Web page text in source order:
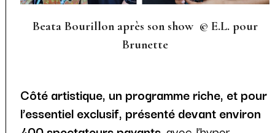
Beata Bourillon après son show © E.L. pour
Brunette
Côté artistique, un programme riche, et pour
l’essentiel exclusif, présenté devant environ